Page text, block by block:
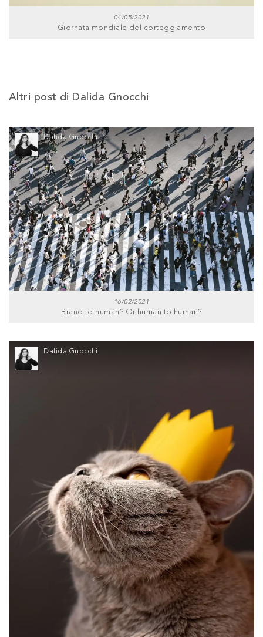
04/05/2021
Giornata mondiale del corteggiamento
Altri post di Dalida Gnocchi
16/02/2021
Brand to human? Or human to human?
Dalida Gnocchi
Dalida Gnocchi